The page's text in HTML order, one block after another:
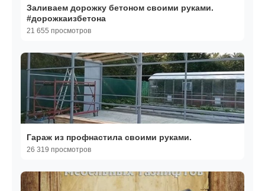
Заливаем дорожку бетоном своими руками.
#дорожкаизбетона
21 655 просмотров
Гараж из профнастила своими руками.
26 319 просмотров